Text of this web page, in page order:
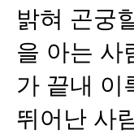
밝혀 곤궁
을 아는 사
가 끝내 이
뛰어난 사